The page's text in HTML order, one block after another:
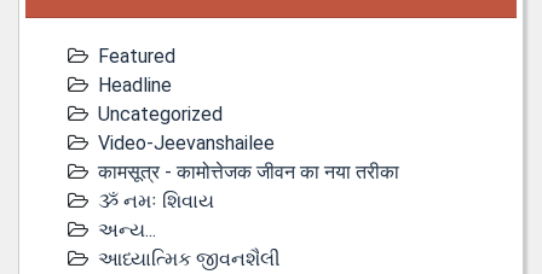
Featured
Headline
Uncategorized
Video-Jeevanshailee
कामसूत्र - कामोत्तेजक जीवन का नया तरीका
ૐ નમઃ શિવાય
અન્ય...
આધ્યાત્મિક જીવનશૈલી